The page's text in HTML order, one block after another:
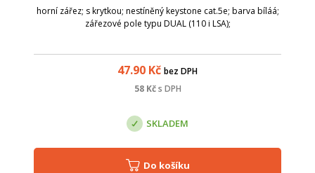
horní zářez; s krytkou; nestíněný keystone cat.5e; barva bíláá;
zářezové pole typu DUAL (110 i LSA);
47.90 Kč bez DPH
58Kč s DPH
SKLADEM
Do košíku